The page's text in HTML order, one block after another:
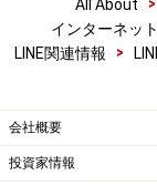
て、もっと便
※記事内容は執筆
い。
※OSやアプリ、ソ
法が異なる可能性
All About
インターネッ
LINE関連情報
>
会社概要
投資家情報